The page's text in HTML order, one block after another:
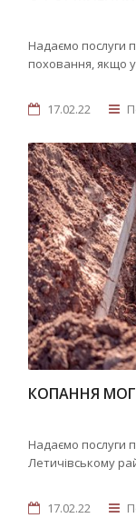
Надаємо послуги
поховання, якщо
17.02.22
КОПАННЯ
Надаємо послуги
Летичівському
17.02.22